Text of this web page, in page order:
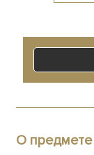
О предмете